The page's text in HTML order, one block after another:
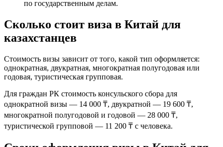
по государственным делам.
Сколько стоит виза в Китай для
казахстанцев
Стоимость визы зависит от того, какой тип оформляется:
однократная, двукратная, многократная полугодовая или
годовая, туристическая групповая.
Для граждан РК стоимость консульского сбора для
однократной визы — 14 000 ₸, двукратной — 19 600 ₸,
многократной полугодовой и годовой — 28 000 ₸,
туристической групповой — 11 200 ₸ с человека.